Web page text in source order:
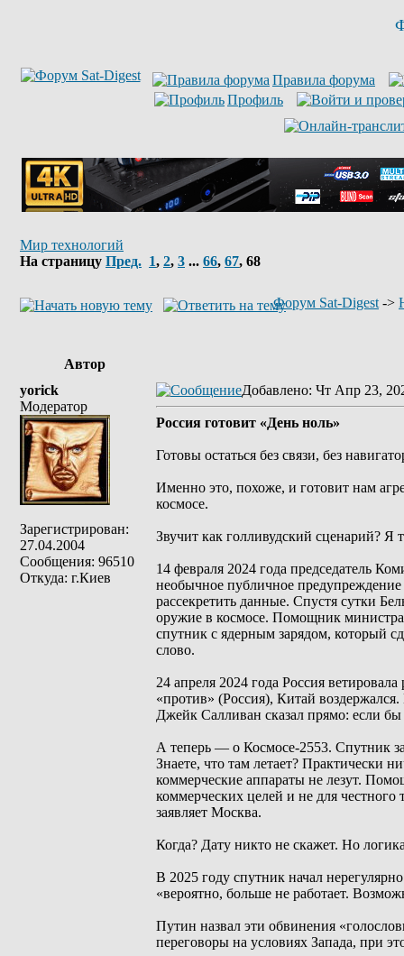
Правила форума
Профиль
Мир технологий
На страницу Пред. 1, 2, 3 ... 66, 67, 68
Форум Sat-Digest ->
Автор
yorick
Модератор
Зарегистрирован:
27.04.2004
Сообщения: 96510
Откуда: г.Киев
Добавлено: Чт Апр 23,
Россия готовит «День ноль»
Готовы остаться без связи, без
Именно это, похоже, и готовит нам
космосе.
Звучит как голливудский сценарий? Я
14 февраля 2024 года председатель
необычное публичное предупреждение
рассекретить данные. Спустя сутки
оружие в космосе. Помощник
спутник с ядерным зарядом, который
слово.
24 апреля 2024 года Россия
«против» (Россия), Китай
Джейк Салливан сказал прямо: если
А теперь — о Космосе-2553. Спутник
Знаете, что там летает? Практически
коммерческие аппараты не лезут.
коммерческих целей и не для честного
заявляет Москва.
Когда? Дату никто не скажет. Но
В 2025 году спутник начал
«вероятно, больше не работает.
Путин назвал эти обвинения
переговоры на условиях Запада, при